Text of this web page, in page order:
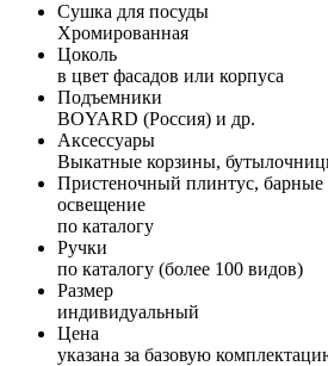
Сушка для посуды
Хромированная
Цоколь
в цвет фасадов или корпуса
Подъемники
BOYARD (Россия) и др.
Аксессуары
Выкатные корзины,
Пристеночный плинтус, барные
освещение
по каталогу
Ручки
по каталогу (более 100 видов)
Размер
индивидуальный
Цена
указана за базовую